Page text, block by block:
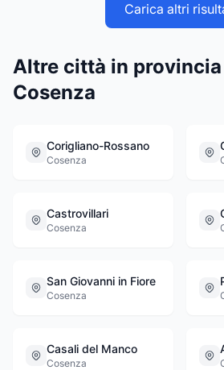
Carica altri
Altre città in
Cosenza
Corigliano-Rossano
Cosenza
Castrovillari
Cosenza
San Giovanni in Fiore
Cosenza
Casali del Manco
Cosenza